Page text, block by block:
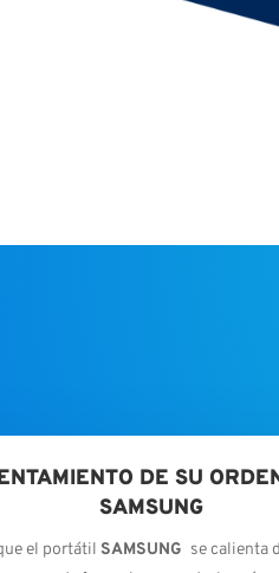
DE SU
SAMSUNG
el portátilSAMSUNG se calienta